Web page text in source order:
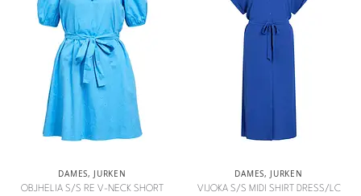
DAMES, JURKEN
OBJHELIA S/S RE V-NECK SHORT
DAMES, JURKEN
VIJOKA S/S MIDI SHIRT DRESS/LC